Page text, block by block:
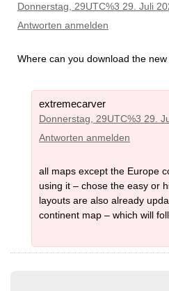
Donnerstag, 29UTC%3 29. Juli
Antworten anmelden
Where can you download the
extremecarver
Donnerstag, 29UTC%3 29.
Antworten anmelden
all maps except the Europe
using it – chose the easy or
layouts are also already
continent map – which will